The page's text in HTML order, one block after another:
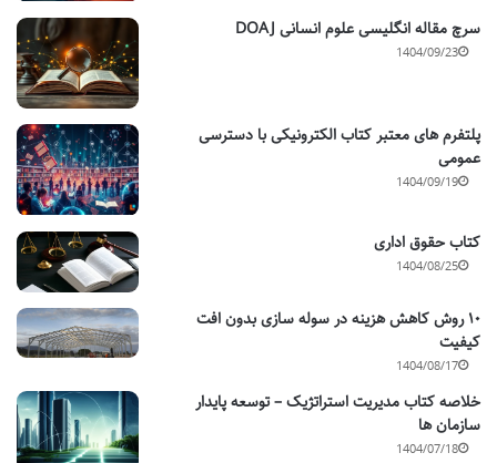
سرچ مقاله انگلیسی علوم انسانی DOAJ
1404/09/23
پلتفرم های معتبر کتاب الکترونیکی با دسترسی
عمومی
1404/09/19
کتاب حقوق اداری
1404/08/25
۱۰ روش کاهش هزینه در سوله سازی بدون افت
کیفیت
1404/08/17
خلاصه کتاب مدیریت استراتژیک – توسعه پایدار
سازمان ها
1404/07/18